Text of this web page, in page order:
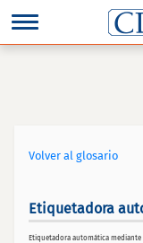
Volver al glosario
Etiquetadora
Etiquetadora automática